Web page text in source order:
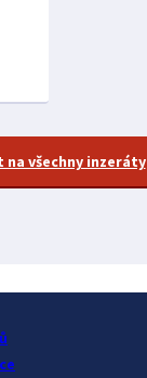
na všechny inzeráty